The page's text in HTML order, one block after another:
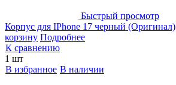
Быстрый просмотр
Корпус для IPhone 17 черный (Оригинал)
корзину Подробнее
К сравнению
1 шт
В избранное В наличии